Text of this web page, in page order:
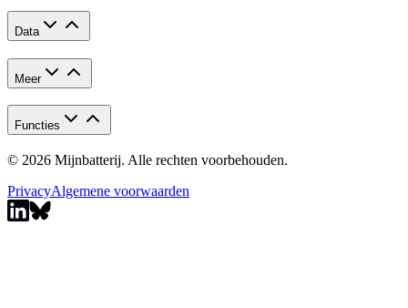
Data
Meer
Functies
© 2026 Mijnbatterij. Alle rechten voorbehouden.
PrivacyAlgemene voorwaarden